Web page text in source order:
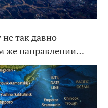
так давно
же направлении…